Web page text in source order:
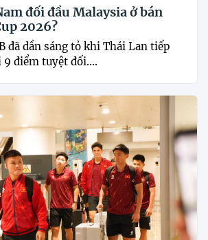
đối đầu Malaysia ở bán
2026?
đã dần sáng tỏ khi Thái Lan tiếp
9 điểm tuyệt đối....